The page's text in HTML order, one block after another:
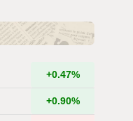
+0.47%
+0.90%